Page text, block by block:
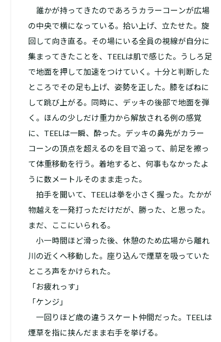
誰かが持ってきたのであろうカラーコーンが広場
の中央で横になっている。拾い上げ、立たせた。旋
回して向き直る。その場にいる全員の視線が自分に
集まってきたことを、TEELは肌で感じた。うしろ足
で地面を押して加速をつけていく。十分と判断した
ところでその足も上げ、姿勢を正した。膝をばねに
して跳び上がる。同時に、デッキの後部で地面を弾
く。ほんの少しだけ重力から解放される例の感覚
に、TEELは一瞬、酔った。デッキの鼻先がカラー
コーンの頂点を超えるのを目で追って、前足を擦っ
て体重移動を行う。着地すると、何事もなかったよ
うに数メートルそのまま走った。
拍手を聞いて、TEELは拳を小さく握った。たかが
物越えを一発打っただけだが、勝った、と思った。
まだ、ここにいられる。
小一時間ほど滑った後、休憩のため広場から離れ
川の近くへ移動した。座り込んで煙草を吸っていた
ところ声をかけられた。
「お疲れっす」
「ケンジ」
一回りほど歳の違うスケート仲間だった。TEELは
煙草を指に挟んだまま右手を挙げる。